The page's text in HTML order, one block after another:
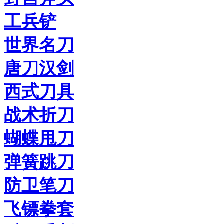
工兵铲
世界名刀
唐刀汉剑
西式刀具
战术折刀
蝴蝶甩刀
弹簧跳刀
防卫笔刀
飞镖拳套